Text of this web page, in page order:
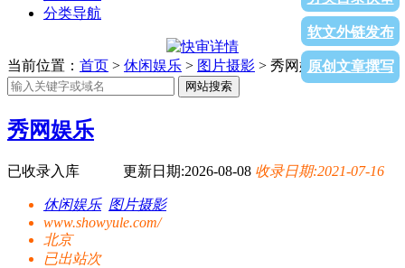
分类导航
软文外链发布
原创文章撰写
当前位置： 首页 > 休闲娱乐 > 图片摄影 > 秀网娱乐
网站搜索
秀网娱乐
已收录入库 更新日期:2026-08-08 收录日期:2021-07-16
休闲娱乐 图片摄影
www.showyule.com/
北京
已出站次